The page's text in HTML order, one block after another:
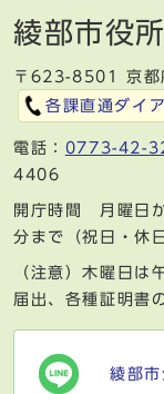
綾部市役所
〒623-8501 京都
各課直通ダイ
電話： 0773-42-
4406
開庁時間 月曜日
分まで（祝日・休
（注意）木曜日は
届出、各種証明書
綾部